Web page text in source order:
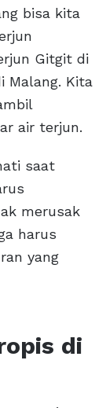
bisa kita
Gitgit di
Malang. Kita
air terjun.
saat
merusak
harus
yang
di